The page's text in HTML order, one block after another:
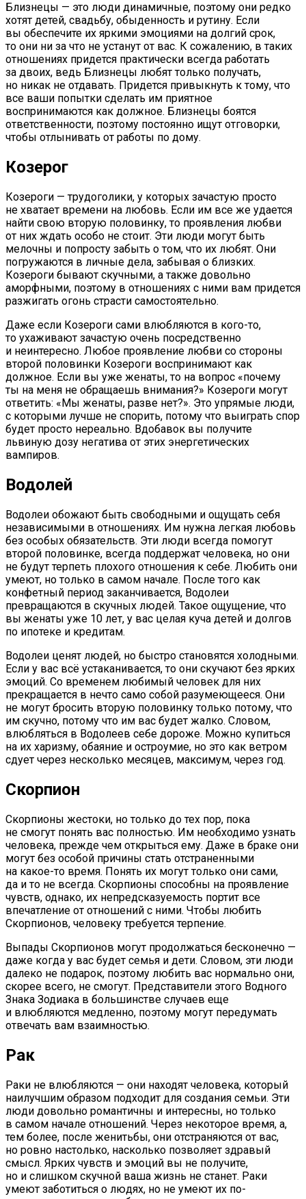
Близнецы — это люди динамичные, поэтому они редко
хотят детей, свадьбу, обыденность и рутину. Если
вы обеспечите их яркими эмоциями на долгий срок,
то они ни за что не устанут от вас. К сожалению, в таких
отношениях придется практически всегда работать
за двоих, ведь Близнецы любят только получать,
но никак не отдавать. Придется привыкнуть к тому, что
все ваши попытки сделать им приятное
воспринимаются как должное. Близнецы боятся
ответственности, поэтому постоянно ищут отговорки,
чтобы отлынивать от работы по дому.
Козерог
Козероги — трудоголики, у которых зачастую просто
не хватает времени на любовь. Если им все же удается
найти свою вторую половинку, то проявления любви
от них ждать особо не стоит. Эти люди могут быть
мелочны и попросту забыть о том, что их любят. Они
погружаются в личные дела, забывая о близких.
Козероги бывают скучными, а также довольно
аморфными, поэтому в отношениях с ними вам придется
разжигать огонь страсти самостоятельно.
Даже если Козероги сами влюбляются в кого-то,
то ухаживают зачастую очень посредственно
и неинтересно. Любое проявление любви со стороны
второй половинки Козероги воспринимают как
должное. Если вы уже женаты, то на вопрос «почему
ты на меня не обращаешь внимания?» Козероги могут
ответить: «Мы женаты, разве нет?». Это упрямые люди,
с которыми лучше не спорить, потому что выиграть спор
будет просто нереально. Вдобавок вы получите
львиную дозу негатива от этих энергетических
вампиров.
Водолей
Водолеи обожают быть свободными и ощущать себя
независимыми в отношениях. Им нужна легкая любовь
без особых обязательств. Эти люди всегда помогут
второй половинке, всегда поддержат человека, но они
не будут терпеть плохого отношения к себе. Любить они
умеют, но только в самом начале. После того как
конфетный период заканчивается, Водолеи
превращаются в скучных людей. Такое ощущение, что
вы женаты уже 10 лет, у вас целая куча детей и долгов
по ипотеке и кредитам.
Водолеи ценят людей, но быстро становятся холодными.
Если у вас всё устаканивается, то они скучают без ярких
эмоций. Со временем любимый человек для них
прекращается в нечто само собой разумеющееся. Они
не могут бросить вторую половинку только потому, что
им скучно, потому что им вас будет жалко. Словом,
влюбляться в Водолеев себе дороже. Можно купиться
на их харизму, обаяние и остроумие, но это как ветром
сдует через несколько месяцев, максимум, через год.
Скорпион
Скорпионы жестоки, но только до тех пор, пока
не смогут понять вас полностью. Им необходимо узнать
человека, прежде чем открыться ему. Даже в браке они
могут без особой причины стать отстраненными
на какое-то время. Понять их могут только они сами,
да и то не всегда. Скорпионы способны на проявление
чувств, однако, их непредсказуемость портит все
впечатление от отношений с ними. Чтобы любить
Скорпионов, человеку требуется терпение.
Выпады Скорпионов могут продолжаться бесконечно —
даже когда у вас будет семья и дети. Словом, эти люди
далеко не подарок, поэтому любить вас нормально они,
скорее всего, не смогут. Представители этого Водного
Знака Зодиака в большинстве случаев еще
и влюбляются медленно, поэтому могут передумать
отвечать вам взаимностью.
Рак
Раки не влюбляются — они находят человека, который
наилучшим образом подходит для создания семьи. Эти
люди довольно романтичны и интересны, но только
в самом начале отношений. Через некоторое время, а,
тем более, после женитьбы, они отстраняются от вас,
но ровно настолько, насколько позволяет здравый
смысл. Ярких чувств и эмоций вы не получите,
но и слишком скучной ваша жизнь не станет. Раки
умеют заботиться о людях, но не умеют их по-